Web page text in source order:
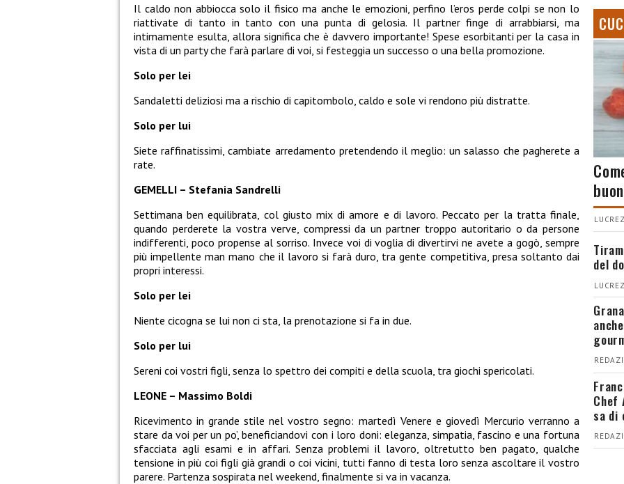
Il caldo non abbiocca solo il fisico ma anche le emozioni, perfino l’eros perde colpi se non lo
riattivate di tanto in tanto con una punta di gelosia. Il partner finge di arrabbiarsi, ma
intimamente esulta, allora significa che è davvero importante! Spese esorbitanti per la casa in
vista di un party che farà parlare di voi, si festeggia un successo o una bella promozione.
Solo per lei
Sandaletti deliziosi ma a rischio di capitombolo, caldo e sole vi rendono più distratte.
Solo per lui
Siete raffinatissimi, cambiate arredamento pretendendo il meglio: un salasso che pagherete a
rate.
GEMELLI – Stefania Sandrelli
Settimana ben equilibrata, col giusto mix di amore e di lavoro. Peccato per la tratta finale,
quando perderete la vostra verve, compressi da un partner troppo autoritario o da persone
indifferenti, poco propense al sorriso. Invece voi di voglia di divertirvi ne avete a gogò, sempre
più impellente man mano che il lavoro si farà duro, tra gente competitiva, presa soltanto dai
propri interessi.
Solo per lei
Niente cicogna se lui non ci sta, la prenotazione si fa in due.
Solo per lui
Sereni coi vostri figli, senza lo spettro dei compiti e della scuola, tra giochi spericolati.
LEONE – Massimo Boldi
Ricevimento in grande stile nel vostro segno: martedì Venere e giovedì Mercurio verranno a
stare da voi per un po’, beneficiandovi con i loro doni: eleganza, simpatia, fascino e una fortuna
sfacciata agli esami e in affari. Senza problemi il lavoro, oltretutto ben pagato, qualche
tensione in più coi figli già grandi o coi vicini, tutti fanno di testa loro senza ascoltare il vostro
parere. Partenza sospirata nel weekend, finalmente si va in vacanza.
del
Chef
sa di